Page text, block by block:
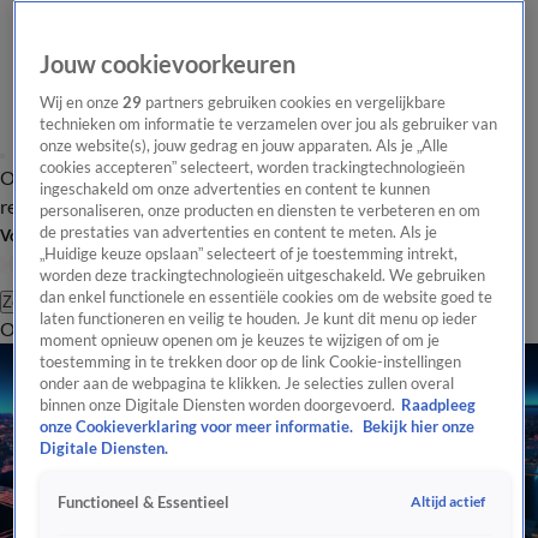
Overzicht Laatste nieuws Regionieuws Het beste van Hart
Tip de
redactie
Volg Hart van Nederland
Zoeken
OverzichtRegioUitzendingenWeerTip de redactiePanelVideo's
Jouw cookievoorkeuren
Wij en onze29 partners gebruiken cookies en vergelijkbare
technieken om informatie te verzamelen over jou als gebruiker van
onze website(s), jouw gedrag en jouw apparaten. Als je „Alle
cookies accepteren” selecteert, worden trackingtechnologieën
ingeschakeld om onze advertenties en content te kunnen
personaliseren, onze producten en diensten te verbeteren en om
de prestaties van advertenties en content te meten. Als je
„Huidige keuze opslaan” selecteert of je toestemming intrekt,
worden deze trackingtechnologieën uitgeschakeld. We gebruiken
dan enkel functionele en essentiële cookies om de website goed te
laten functioneren en veilig te houden. Je kunt dit menu op ieder
moment opnieuw openen om je keuzes te wijzigen of om je
toestemming in te trekken door op de link Cookie-instellingen
onder aan de webpagina te klikken. Je selecties zullen overal
binnen onze Digitale Diensten worden doorgevoerd. Raadpleeg
onze Cookieverklaring voor meer informatie.
Bekijk hier onze
Digitale Diensten.
Functioneel & Essentieel Altijd actief